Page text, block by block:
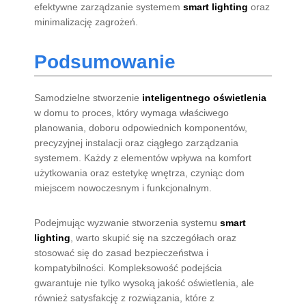
efektywne zarządzanie systememsmart lighting oraz
minimalizację zagrożeń.
Podsumowanie
Samodzielne stworzenie inteligentnego oświetlenia
w domu to proces, który wymaga właściwego
planowania, doboru odpowiednich komponentów,
precyzyjnej instalacji oraz ciągłego zarządzania
systemem. Każdy z elementów wpływa na komfort
użytkowania oraz estetykę wnętrza, czyniąc dom
miejscem nowoczesnym i funkcjonalnym.
Podejmując wyzwanie stworzenia systemusmart
lighting , warto skupić się na szczegółach oraz
stosować się do zasad bezpieczeństwa i
kompatybilności. Kompleksowość podejścia
gwarantuje nie tylko wysoką jakość oświetlenia, ale
również satysfakcję z rozwiązania, które z